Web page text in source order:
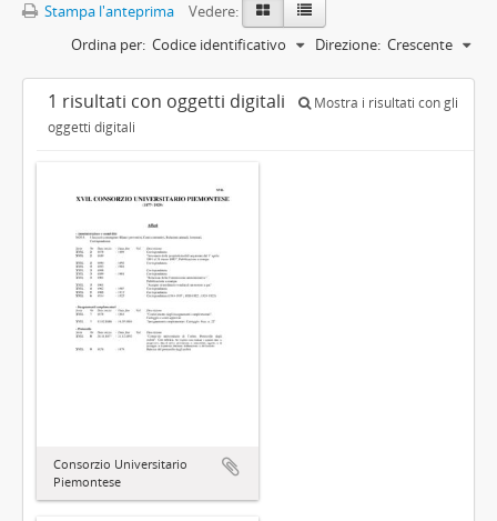
Stampa l'anteprima
Vedere:
Ordina per: Codice identificativo Direzione: Crescente
1 risultati con oggetti digitali
Mostra i risultati con gli
oggetti digitali
Consorzio Universitario
Piemontese